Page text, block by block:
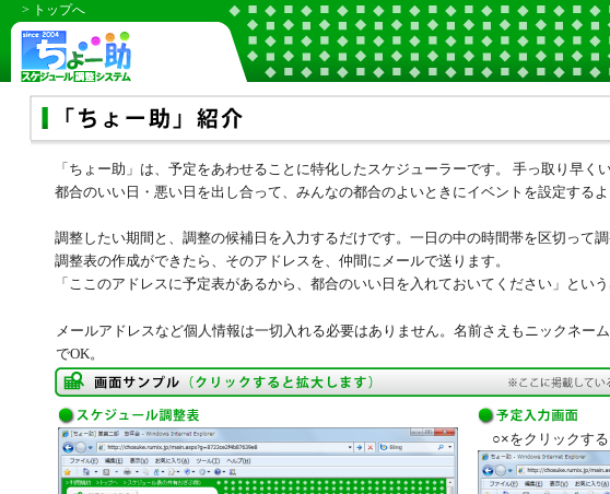
> トップへ
「ちょー助」は、予定をあわせることに特化したスケジューラーです。 手っ取り早く
都合のいい日・悪い日を出し合って、みんなの都合のよいときにイベントを設定するよ
調整したい期間と、調整の候補日を入力するだけです。一日の中の時間帯を区切って調
調整表の作成ができたら、そのアドレスを、仲間にメールで送ります。
「ここのアドレスに予定表があるから、都合のいい日を入れておいてください」という
メールアドレスなど個人情報は一切入れる必要はありません。名前さえもニックネーム
でOK。
○×をクリックす